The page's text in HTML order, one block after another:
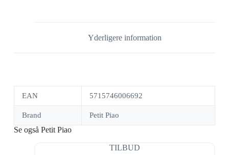
Yderligere information
EAN 5715746006692
Brand Petit Piao
Se også Petit Piao
TILBUD